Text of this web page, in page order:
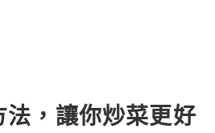
，讓你炒菜更好